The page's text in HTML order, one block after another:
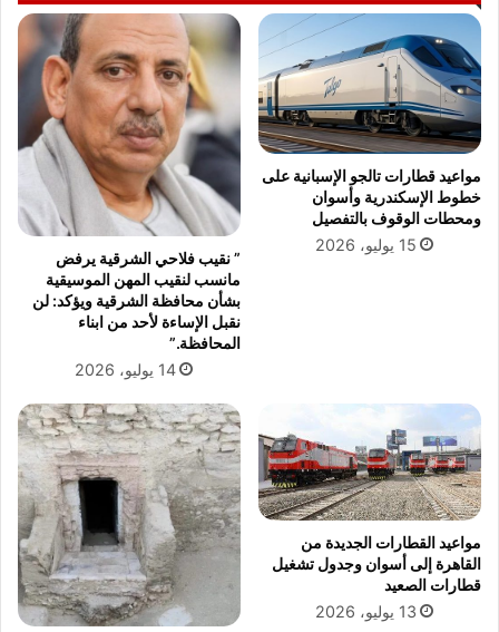
مواعيد قطارات تالجو الإسبانية على
خطوط الإسكندرية وأسوان
ومحطات الوقوف بالتفصيل
15 يوليو، 2026
” نقيب فلاحي الشرقية يرفض
مانسب لنقيب المهن الموسيقية
بشأن محافظة الشرقية ويؤكد: لن
نقبل الإساءة لأحد من ابناء
المحافظة.”
14 يوليو، 2026
مواعيد القطارات الجديدة من
القاهرة إلى أسوان وجدول تشغيل
قطارات الصعيد
13 يوليو، 2026